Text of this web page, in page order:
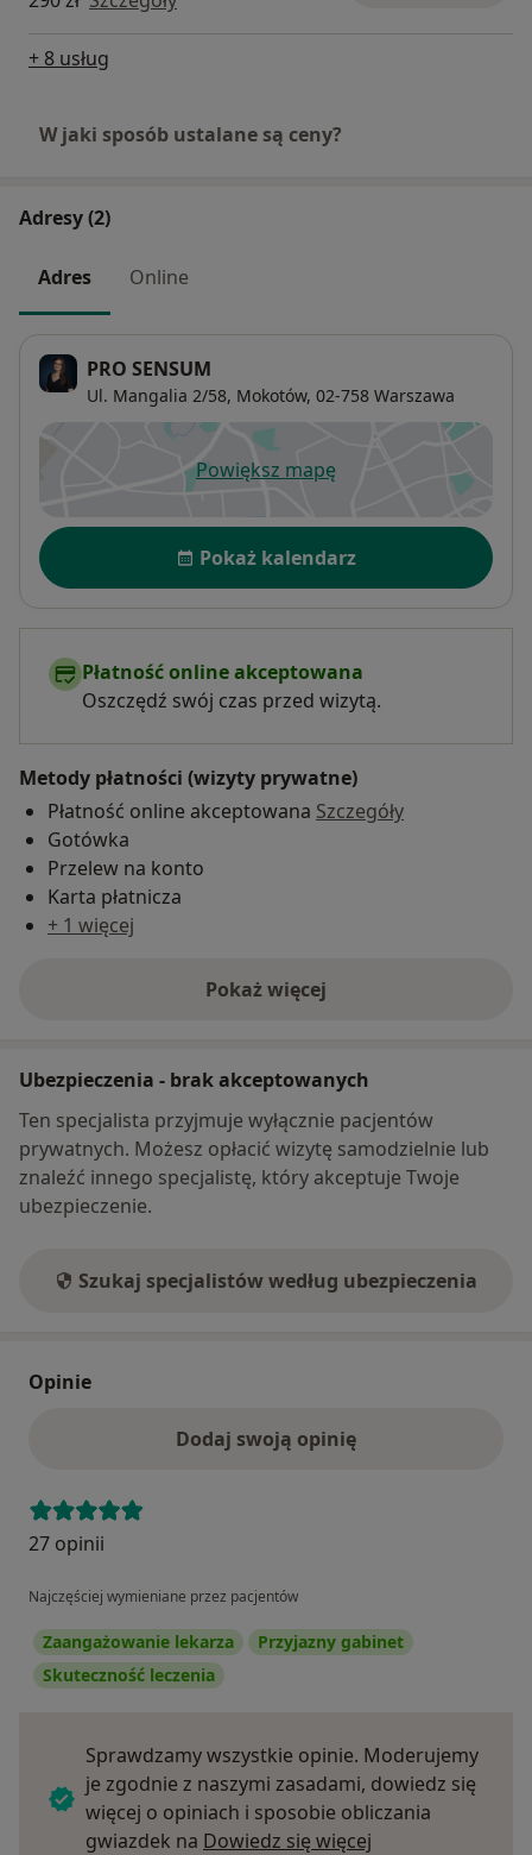
+ 8 usług
W jaki sposób ustalane są ceny?
Adresy (2)
Adres Online
PRO SENSUM
Ul. Mangalia 2/58, Mokotów, 02-758 Warszawa
Powiększ mapęotwiera się w nowej karcie
Dostępność
Pokaż kalendarz
Płatność online akceptowana
Oszczędź swój czas przed wizytą.
Metody płatności (wizyty prywatne)
Płatność online akceptowana Szczegóły
Gotówka
Przelew na konto
Karta płatnicza
+ 1 więcej
Pokaż więcej
o adresie
Ubezpieczenia - brak akceptowanych
Ten specjalista przyjmuje wyłącznie pacjentów
prywatnych. Możesz opłacić wizytę samodzielnie lub
znaleźć innego specjalistę, który akceptuje Twoje
ubezpieczenie.
Szukaj specjalistów według ubezpieczenia
Opinie
Dodaj swoją opinię
27 opinii
Najczęściej wymieniane przez pacjentów
Zaangażowanie lekarza
Przyjazny gabinet
Skuteczność leczenia
Sprawdzamy wszystkie opinie. Moderujemy
je zgodnie z naszymi zasadami, dowiedz się
więcej o opiniach i sposobie obliczania
gwiazdek na Dowiedz się więcej